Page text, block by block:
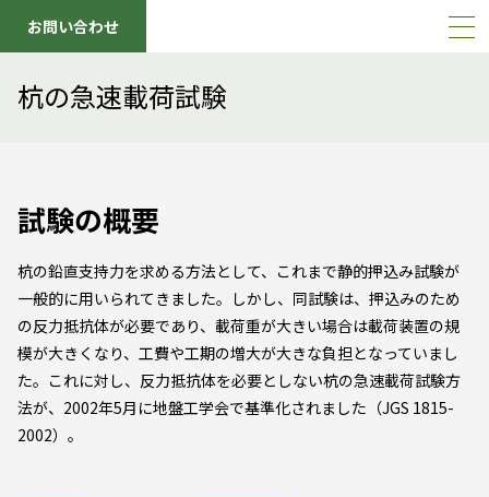
お問い合わせ
杭の急速載荷試験
試験の概要
杭の鉛直支持力を求める方法として、これまで静的押込み試験が
一般的に用いられてきました。しかし、同試験は、押込みのため
の反力抵抗体が必要であり、載荷重が大きい場合は載荷装置の規
模が大きくなり、工費や工期の増大が大きな負担となっていまし
た。これに対し、反力抵抗体を必要としない杭の急速載荷試験方
法が、2002年5月に地盤工学会で基準化されました（JGS 1815-
2002）。